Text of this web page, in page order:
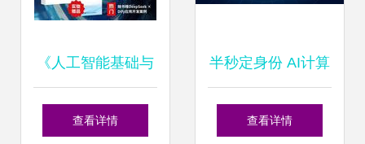
《人工智能基础与
应用》书评 从理论
查看详情
半秒定身份 AI计算
机视觉如何终结ID
查看详情